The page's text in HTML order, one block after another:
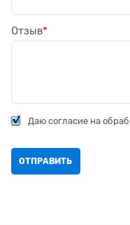
Отзыв
Даю согласие на